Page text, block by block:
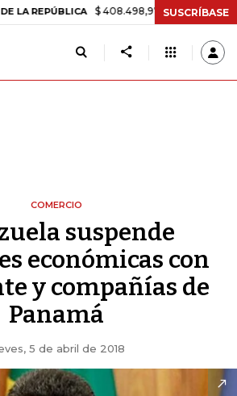
$ 408.498,97 +$ 8.753,81 +2,19%
SUSCRÍBASE
COMERCIO
suspende
económicas con
y compañías de
Panamá
5 de abril de 2018